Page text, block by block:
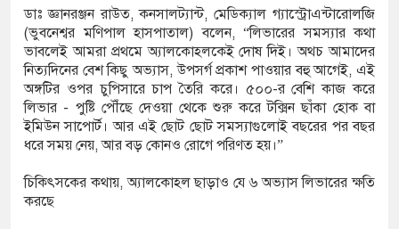
ডাঃ জ্ঞানরঞ্জন রাউত, কনসালট্যান্ট, মেডিক্যাল গ্যাস্ট্রোএন্টারোলজি
(ভুবনেশ্বর মণিপাল হাসপাতাল) বলেন, “লিভারের সমস্যার কথা
ভাবলেই আমরা প্রথমে অ্যালকোহলকেই দোষ দিই। অথচ আমাদের
নিত্যদিনের বেশ কিছু অভ্যাস, উপসর্গ প্রকাশ পাওয়ার বহু আগেই, এই
অঙ্গটির ওপর চুপিসারে চাপ তৈরি করে। ৫০০-র বেশি কাজ করে
লিভার - পুষ্টি পৌঁছে দেওয়া থেকে শুরু করে টক্সিন ছাঁকা হোক বা
ইমিউন সাপোর্ট। আর এই ছোট ছোট সমস্যাগুলোই বছরের পর বছর
ধরে সময় নেয়, আর বড় কোনও রোগে পরিণত হয়।”
চিকিৎসকের কথায়, অ্যালকোহল ছাড়াও যে ৬ অভ্যাস লিভারের ক্ষতি
করছে